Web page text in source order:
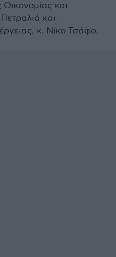
και
και
κ. Νίκο Τσάφο.